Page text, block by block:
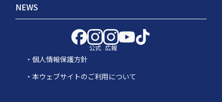
NEWS
公式 広報
個人情報保護方針
本ウェブサイトのご利用について